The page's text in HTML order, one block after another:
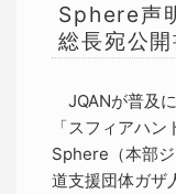
Sphere声
総長宛公
JQANが普及
「スフィアハ
Sphere（本部
道支援団体ガザ